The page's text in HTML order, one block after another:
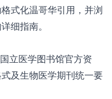
式化温哥华引用，并浏
细指南。
立医学图书馆官方资
及生物医学期刊统一要